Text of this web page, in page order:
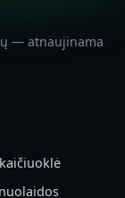
— atnaujinama